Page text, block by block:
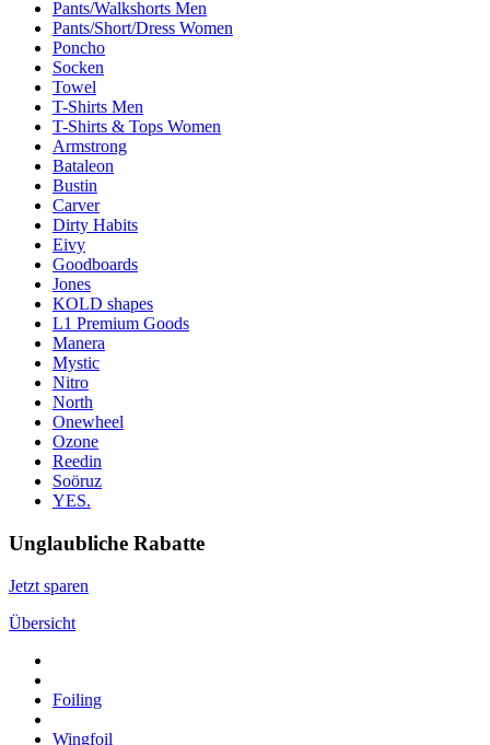
Pants/Walkshorts Men
Pants/Short/Dress Women
Poncho
Socken
Towel
T-Shirts Men
T-Shirts & Tops Women
Armstrong
Bataleon
Bustin
Carver
Dirty Habits
Eivy
Goodboards
Jones
KOLD shapes
L1 Premium Goods
Manera
Mystic
Nitro
North
Onewheel
Ozone
Reedin
Soöruz
YES.
Unglaubliche Rabatte
Jetzt sparen
Übersicht
Foiling
Wingfoil